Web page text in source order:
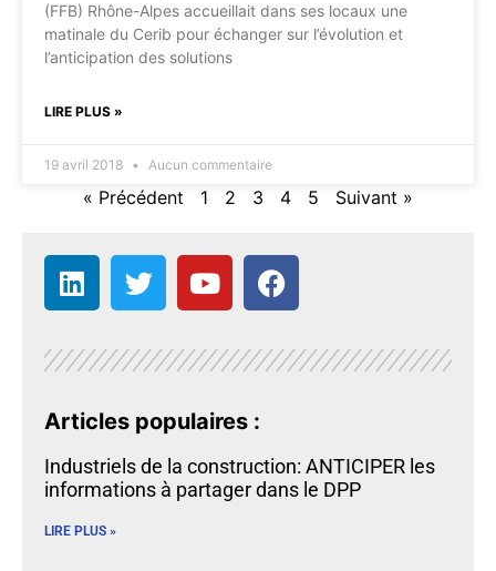
(FFB) Rhône-Alpes accueillait dans ses locaux une
matinale du Cerib pour échanger sur l’évolution et
l’anticipation des solutions
LIRE PLUS »
19 avril 2018 Aucun commentaire
« Précédent 1 2 3 4 5 Suivant »
Articles populaires :
Industriels de la construction: ANTICIPER les
informations à partager dans le DPP
LIRE PLUS »